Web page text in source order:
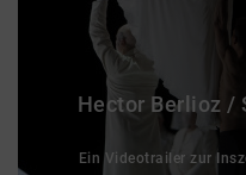
Hector Berlioz /
Ein Videotrailer zur